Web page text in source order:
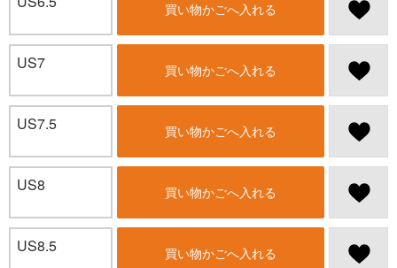
買い物かごへ入れる
US7 買い物かごへ入れる
US7.5 買い物かごへ入れる
US8 買い物かごへ入れる
US8.5 買い物かごへ入れる